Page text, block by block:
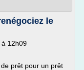
le
à 12h09
prêt pour un prêt